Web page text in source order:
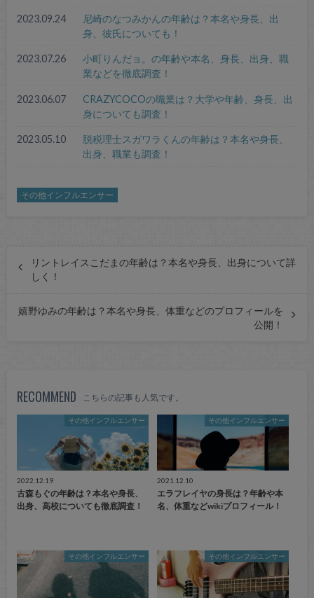
2023.09.24
尼崎のなつみかんの年齢は？本名や身長、出
身、彼氏についても！
2023.07.26
小町りんだョ。の年齢や本名、身長、出身、職
業などを徹底調査！
2023.06.07
CRAZYCOCOの職業は？大学や年齢、身長、出
身についても調査！
2023.05.10
脱税理士スガワラくんの年齢は？本名や身長、
出身、職業も調査！
その他インフルエンサー
リントレイスこだまの年齢は？本名や身長、出身について詳
しく！
嬉野ゆみの年齢は？本名や身長、体重などのプロフィールを
公開！
RECOMMEND こちらの記事も人気です。
その他インフルエンサー
2022.12.19
古森もぐの年齢は？本名や身長、
出身、高校についても徹底調査！
その他インフルエンサー
2021.12.10
エラフレイヤの身長は？年齢や本
名、体重などwikiプロフィール！
その他インフルエンサー その他インフルエンサー